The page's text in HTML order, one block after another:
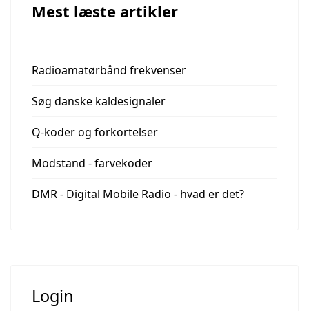
Mest læste artikler
Radioamatørbånd frekvenser
Søg danske kaldesignaler
Q-koder og forkortelser
Modstand - farvekoder
DMR - Digital Mobile Radio - hvad er det?
Login